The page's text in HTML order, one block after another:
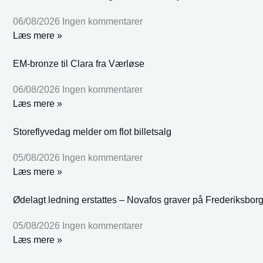
06/08/2026 Ingen kommentarer
Læs mere »
EM-bronze til Clara fra Værløse
06/08/2026 Ingen kommentarer
Læs mere »
Storeflyvedag melder om flot billetsalg
05/08/2026 Ingen kommentarer
Læs mere »
Ødelagt ledning erstattes – Novafos graver på
05/08/2026 Ingen kommentarer
Læs mere »